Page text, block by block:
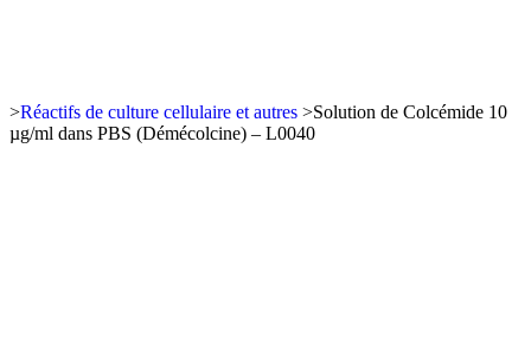
>Réactifs de culture cellulaire et autres >Solution de Colcémide 10
µg/ml dans PBS (Démécolcine) – L0040